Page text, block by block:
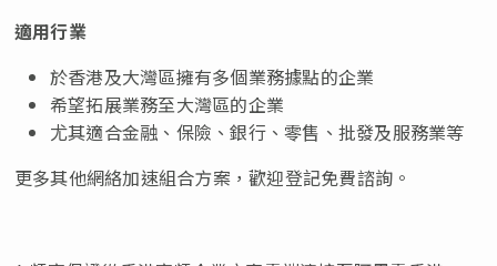
適用行業
於香港及大灣區擁有多個業務據點的企業
希望拓展業務至大灣區的企業
尤其適合金融、保險、銀行、零售、批發及服務業等
更多其他網絡加速組合方案，歡迎登記免費諮詢。